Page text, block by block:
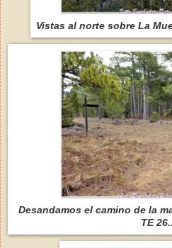
Vistas al norte sobre La
Desandamos el camino de la
TE